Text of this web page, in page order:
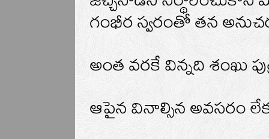
గంభీర స్వరంతో తన
అంత వరకే విన్నది శంఖు
ఆపైన వినాల్సిన అవసరం